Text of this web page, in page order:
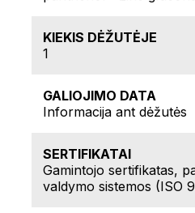
KIEKIS DĖŽUTĖJE
1
GALIOJIMO DATA
Informacija ant dėžutės
SERTIFIKATAI
Gamintojo sertifikatas,
valdymo sistemos (ISO